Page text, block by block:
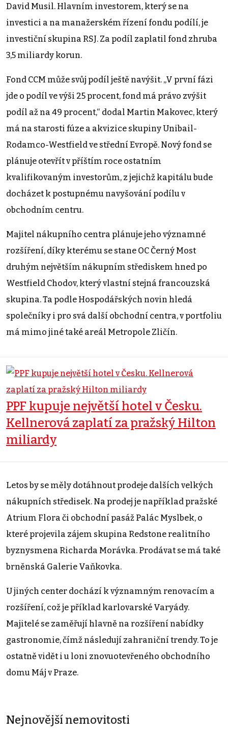
David Musil. Hlavním investorem, který se na
investici a na manažerském řízení fondu podílí, je
investiční skupina RSJ. Za podíl zaplatil fond zhruba
3,5 miliardy korun.
Fond CCM může svůj podíl ještě navýšit. „V první fázi
jde o podíl ve výši 25 procent, fond má právo zvýšit
podíl až na 49 procent,“ dodal Martin Makovec, který
má na starosti fúze a akvizice skupiny Unibail-
Rodamco-Westfield ve střední Evropě. Nový fond se
plánuje otevřít v příštím roce ostatním
kvalifikovaným investorům, z jejichž kapitálu bude
docházet k postupnému navyšování podílu v
obchodním centru.
Majitel nákupního centra plánuje jeho významné
rozšíření, díky kterému se stane OC Černý Most
druhým největším nákupním střediskem hned po
Westfield Chodov, který vlastní stejná francouzská
skupina. Ta podle Hospodářských novin hledá
společníky i pro svá další obchodní centra, v portfoliu
má mimo jiné také areál Metropole Zličín.
PPF kupuje největší hotel v Česku.
Kellnerová zaplatí za pražský Hilton
miliardy
Letos by se měly dotáhnout prodeje dalších velkých
nákupních středisek. Na prodej je například pražské
Atrium Flora či obchodní pasáž Palác Myslbek, o
které projevila zájem skupina Redstone realitního
byznysmena Richarda Morávka. Prodávat se má také
brněnská Galerie Vaňkovka.
U jiných center dochází k významným renovacím a
rozšíření, což je příklad karlovarské Varyády.
Majitelé se zaměřují hlavně na rozšíření nabídky
gastronomie, čímž následují zahraniční trendy. To je
ostatně vidět i u loni znovuotevřeného obchodního
domu Máj v Praze.
Nejnovější nemovitosti